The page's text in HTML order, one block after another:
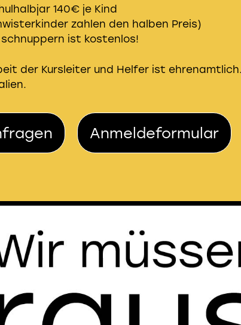
140€ je Kind
zahlen den halben Preis)
schnuppern ist kostenlos!
der Kursleiter und Helfer ist
Anmeldeformular